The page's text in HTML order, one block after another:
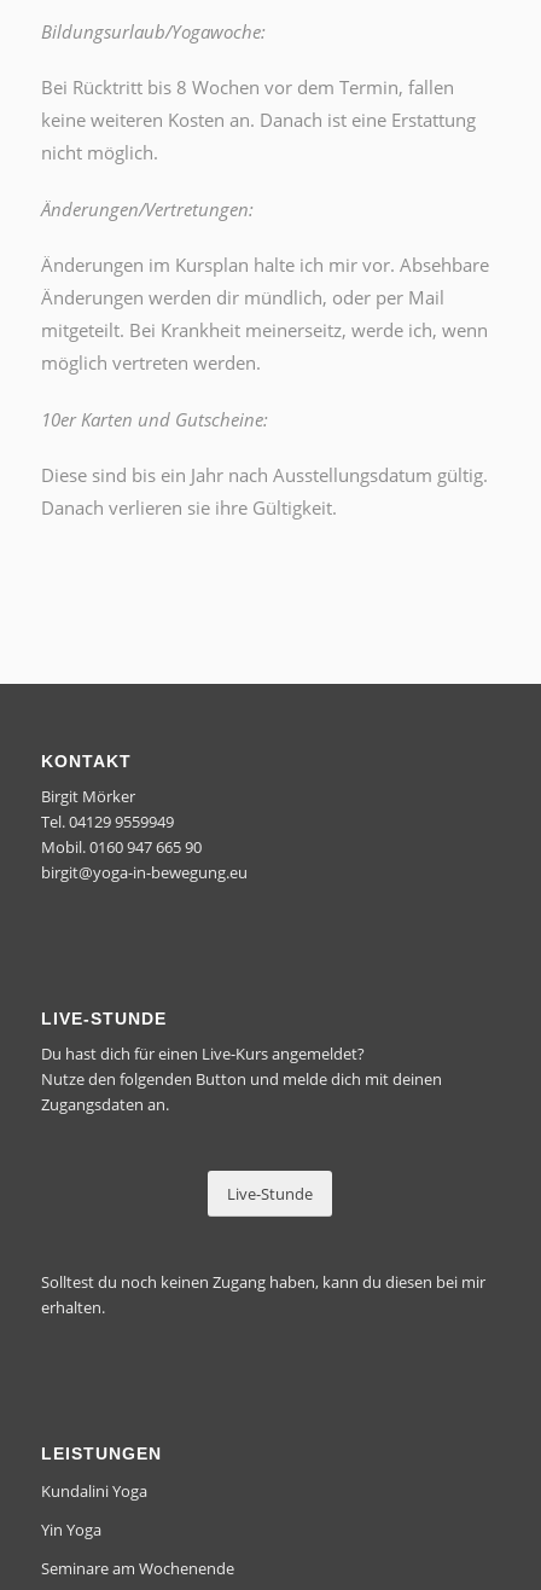
Bildungsurlaub/Yogawoche:
Bei Rücktritt bis 8 Wochen vor dem Termin, fallen
keine weiteren Kosten an. Danach ist eine Erstattung
nicht möglich.
Änderungen/Vertretungen:
Änderungen im Kursplan halte ich mir vor. Absehbare
Änderungen werden dir mündlich, oder per Mail
mitgeteilt. Bei Krankheit meinerseitz, werde ich, wenn
möglich vertreten werden.
10er Karten und Gutscheine:
Diese sind bis ein Jahr nach Ausstellungsdatum gültig.
Danach verlieren sie ihre Gültigkeit.
KONTAKT
Birgit Mörker
Tel. 04129 9559949
Mobil. 0160 947 665 90
birgit@yoga-in-bewegung.eu
LIVE-STUNDE
Du hast dich für einen Live-Kurs angemeldet?
Nutze den folgenden Button und melde dich mit deinen
Zugangsdaten an.
Live-Stunde
Solltest du noch keinen Zuganghaben, kann du diesen bei mir
erhalten.
LEISTUNGEN
Kundalini Yoga
Yin Yoga
Seminare am Wochenende